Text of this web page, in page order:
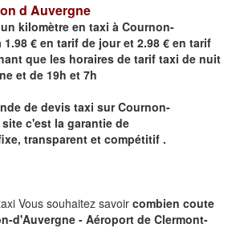
d Auvergne
kilomètre en taxi à Cournon-
1.98 € en tarif de jour et 2.98 € en tarif
que les horaires de tarif taxi de nuit
et de 19h et 7h
de devis taxi surCournon-
c'est la garantie de
transparent et compétitif .
Vous souhaitez savoir combien coute
d'Auvergne - Aéroport de Clermont-